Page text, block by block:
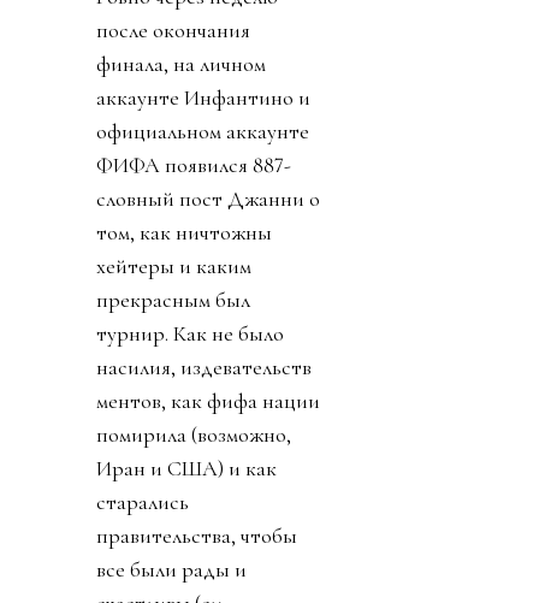
нажал на спусковой
крючок давно
созревшего плана:
прихватизация футбола.
О том как почти
краткая хроника.
День 0. 26 июля 2026.
Ровно через неделю
после окончания
финала, на личном
аккаунте Инфантино и
официальном аккаунте
ФИФА появился 887-
словный пост Джанни о
том, как ничтожны
хейтеры и каким